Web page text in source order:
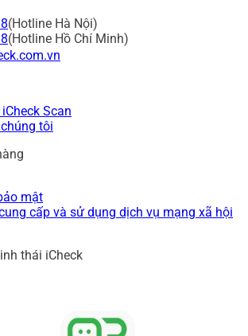
(Hotline Hà Nội)
(Hotline Hồ Chí Minh)
Scan
tôi
mật
cấp và sử dụng dịch vụ mạng xã hội
thái iCheck